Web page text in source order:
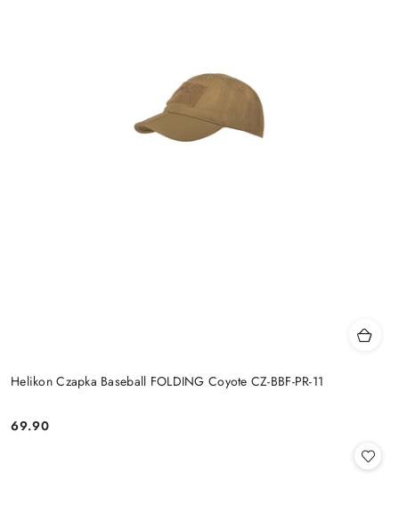
Helikon Czapka Baseball FOLDING Coyote CZ-BBF-PR-11
Cena:
69.90